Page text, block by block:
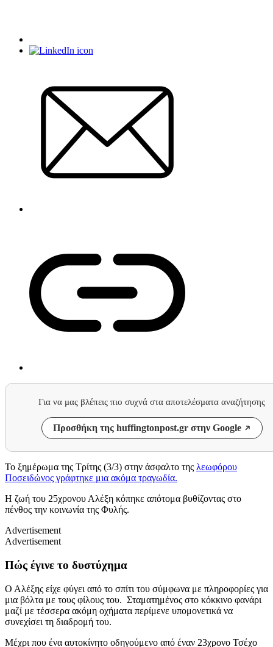
Για να μας βλέπεις πιο συχνά στα αποτελέσματα αναζήτησης
Προσθήκη της huffingtonpost.gr στην Google
Το ξημέρωμα της Τρίτης (3/3) στην άσφαλτο της λεωφόρου
Ποσειδώνος γράφτηκε μια ακόμα τραγωδία.
Η ζωή του 25χρονου Αλέξη κόπηκε απότομα βυθίζοντας στο
πένθος την κοινωνία της Φυλής.
Advertisement
Advertisement
Πώς έγινε το δυστύχημα
Ο Αλέξης είχε φύγει από το σπίτι του σύμφωνα με πληροφορίες για
μια βόλτα με τους φίλους του. Σταματημένος στο κόκκινο φανάρι
μαζί με τέσσερα ακόμη οχήματα περίμενε υπομονετικά να
συνεχίσει τη διαδρομή του.
Μέχρι που ένα αυτοκίνητο οδηγούμενο από έναν 23χρονο Τσέχο